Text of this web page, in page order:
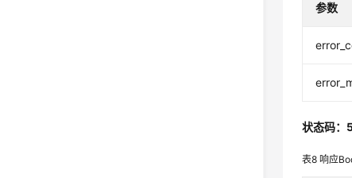
参数
状态码：
表8响应